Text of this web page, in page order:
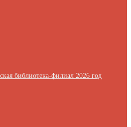
библиотека-филиал 2026 год